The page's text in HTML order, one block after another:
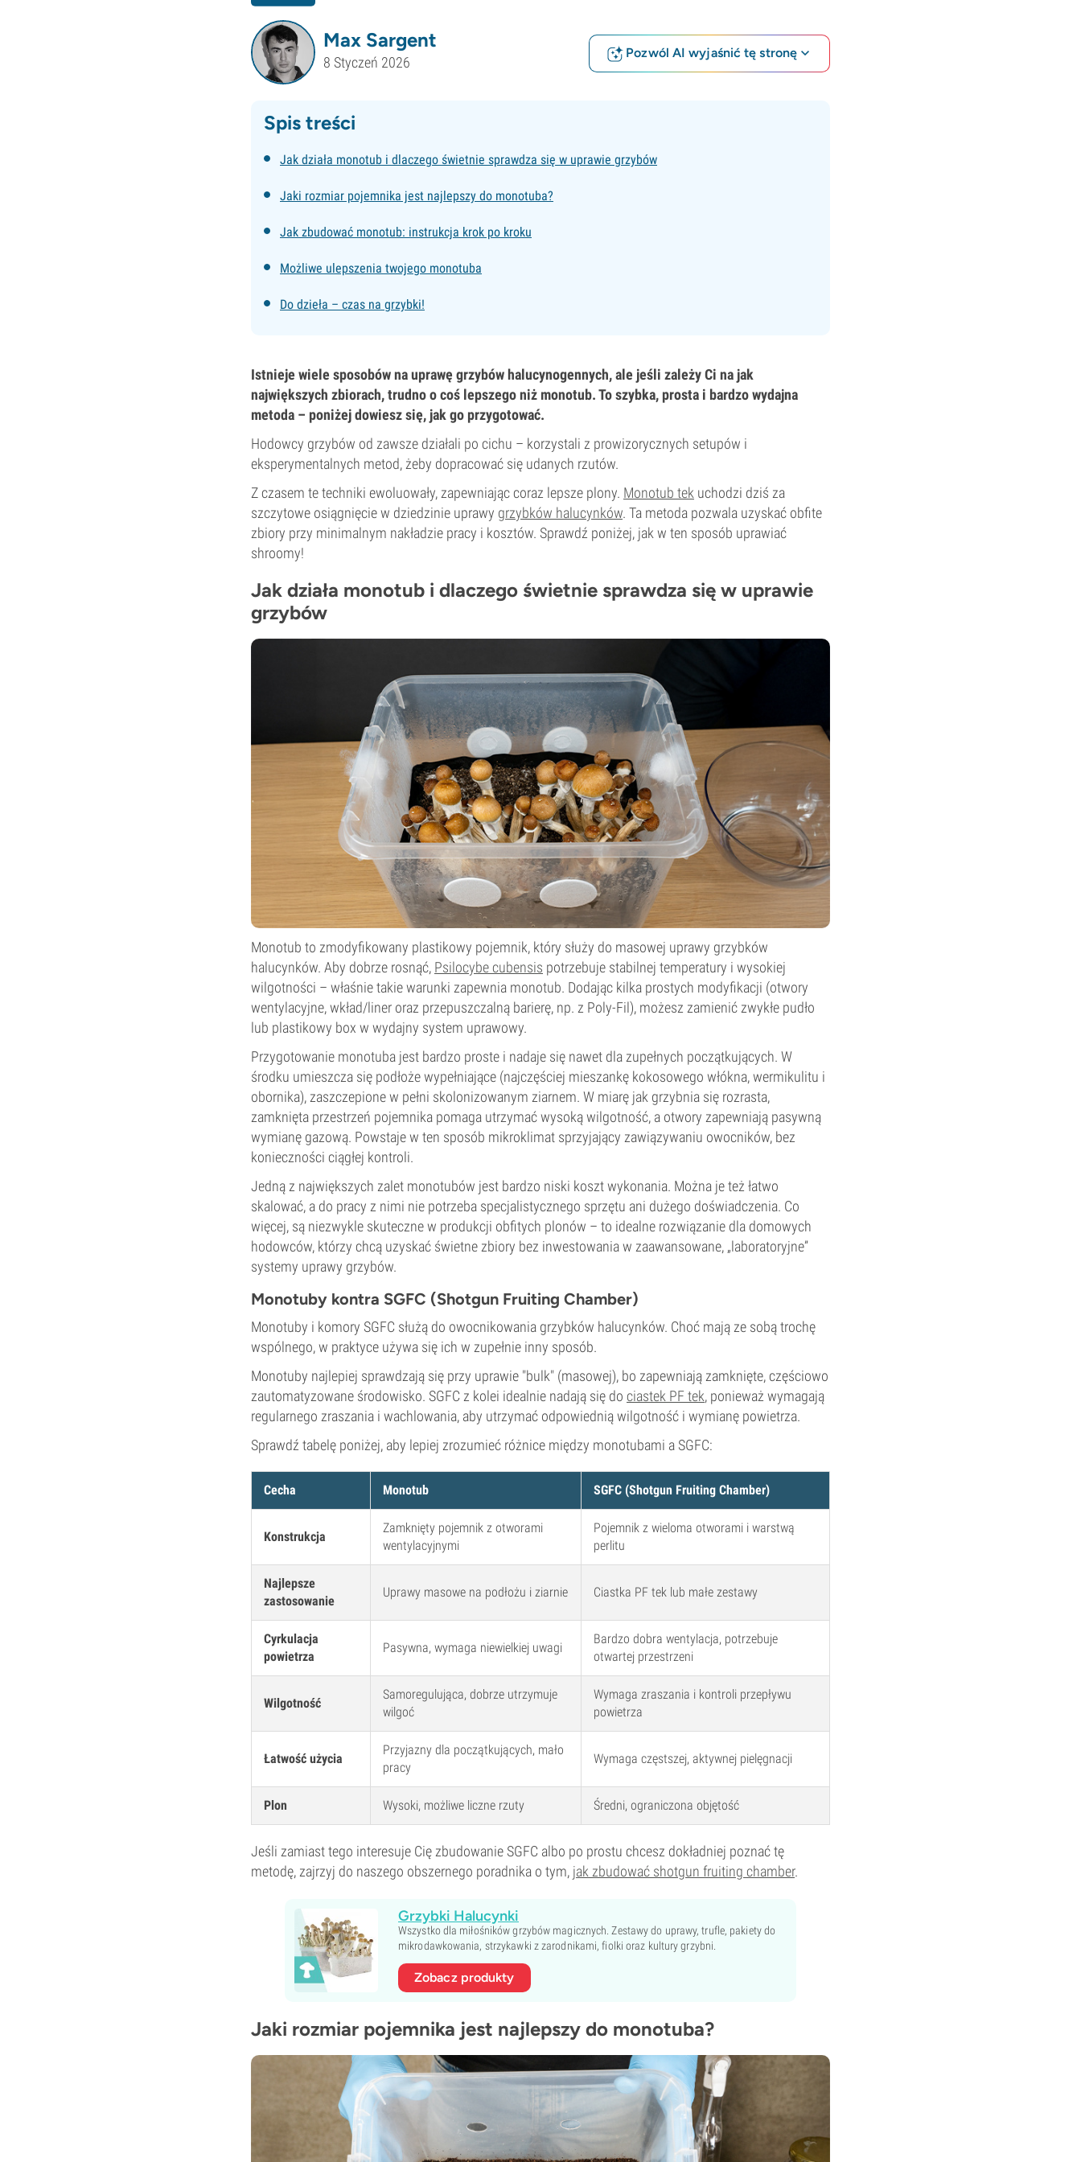
Max Sargent
8 Styczeń 2026
Pozwól AI wyjaśnić tę stronę
Spis treści
Jak działa monotub i dlaczego świetnie sprawdza się w uprawie grzybów
Jaki rozmiar pojemnika jest najlepszy do monotuba?
Jak zbudować monotub: instrukcja krok po kroku
Możliwe ulepszenia twojego monotuba
Do dzieła – czas na grzybki!
Istnieje wiele sposobów na uprawę grzybów halucynogennych, ale jeśli zależy Ci na jak
największych zbiorach, trudno o coś lepszego niż monotub. To szybka, prosta i bardzo wydajna
metoda – poniżej dowiesz się, jak go przygotować.
Hodowcy grzybów od zawsze działali po cichu – korzystali z prowizorycznych setupów i
eksperymentalnych metod, żeby dopracować się udanych rzutów.
Z czasem te techniki ewoluowały, zapewniając coraz lepsze plony. Monotub tek uchodzi dziś za
szczytowe osiągnięcie w dziedzinie uprawy grzybków halucynków. Ta metoda pozwala uzyskać obfite
zbiory przy minimalnym nakładzie pracy i kosztów. Sprawdź poniżej, jak w ten sposób uprawiać
shroomy!
Jak działa monotub i dlaczego świetnie sprawdza się w uprawie
grzybów
Monotub to zmodyfikowany plastikowy pojemnik, który służy do masowej uprawy grzybków
halucynków. Aby dobrze rosnąć, Psilocybe cubensis potrzebuje stabilnej temperatury i wysokiej
wilgotności – właśnie takie warunki zapewnia monotub. Dodając kilka prostych modyfikacji (otwory
wentylacyjne, wkład/liner oraz przepuszczalną barierę, np. z Poly-Fil), możesz zamienić zwykłe pudło
lub plastikowy box w wydajny system uprawowy.
Przygotowanie monotuba jest bardzo proste i nadaje się nawet dla zupełnych początkujących. W
środku umieszcza się podłoże wypełniające (najczęściej mieszankę kokosowego włókna, wermikulitu i
obornika), zaszczepione w pełni skolonizowanym ziarnem. W miarę jak grzybnia się rozrasta,
zamknięta przestrzeń pojemnika pomaga utrzymać wysoką wilgotność, a otwory zapewniają pasywną
wymianę gazową. Powstaje w ten sposób mikroklimat sprzyjający zawiązywaniu owocników, bez
konieczności ciągłej kontroli.
Jedną z największych zalet monotubów jest bardzo niski koszt wykonania. Można je też łatwo
skalować, a do pracy z nimi nie potrzeba specjalistycznego sprzętu ani dużego doświadczenia. Co
więcej, są niezwykle skuteczne w produkcji obfitych plonów – to idealne rozwiązanie dla domowych
hodowców, którzy chcą uzyskać świetne zbiory bez inwestowania w zaawansowane, „laboratoryjne”
systemy uprawy grzybów.
Monotuby kontra SGFC (Shotgun Fruiting Chamber)
Monotuby i komory SGFC służą do owocnikowania grzybków halucynków. Choć mają ze sobą trochę
wspólnego, w praktyce używa się ich w zupełnie inny sposób.
Monotuby najlepiej sprawdzają się przy uprawie "bulk" (masowej), bo zapewniają zamknięte, częściowo
zautomatyzowane środowisko. SGFC z kolei idealnie nadają się do ciastek PF tek, ponieważ wymagają
regularnego zraszania i wachlowania, aby utrzymać odpowiednią wilgotność i wymianę powietrza.
Sprawdź tabelę poniżej, aby lepiej zrozumieć różnice między monotubami a SGFC:
Cecha Monotub SGFC (Shotgun Fruiting Chamber)
Konstrukcja
Zamknięty pojemnik z otworami
wentylacyjnymi
Pojemnik z wieloma otworami i warstwą
perlitu
Najlepsze
zastosowanie
Uprawy masowe na podłożu i ziarnie Ciastka PF tek lub małe zestawy
Cyrkulacja
powietrza
Pasywna, wymaga niewielkiej uwagi
Bardzo dobra wentylacja, potrzebuje
otwartej przestrzeni
Wilgotność
Samoregulująca, dobrze utrzymuje
wilgoć
Wymaga zraszania i kontroli przepływu
powietrza
Łatwość użycia
Przyjazny dla początkujących, mało
pracy
Wymaga częstszej, aktywnej pielęgnacji
Plon Wysoki, możliwe liczne rzuty Średni, ograniczona objętość
Jeśli zamiast tego interesuje Cię zbudowanie SGFC albo po prostu chcesz dokładniej poznać tę
metodę, zajrzyj do naszego obszernego poradnika o tym, jak zbudować shotgun fruiting chamber.
Grzybki Halucynki
Wszystko dla miłośników grzybów magicznych. Zestawy do uprawy, trufle, pakiety do
mikrodawkowania, strzykawki z zarodnikami, fiolki oraz kultury grzybni.
Zobacz produkty
Jaki rozmiar pojemnika jest najlepszy do monotuba?